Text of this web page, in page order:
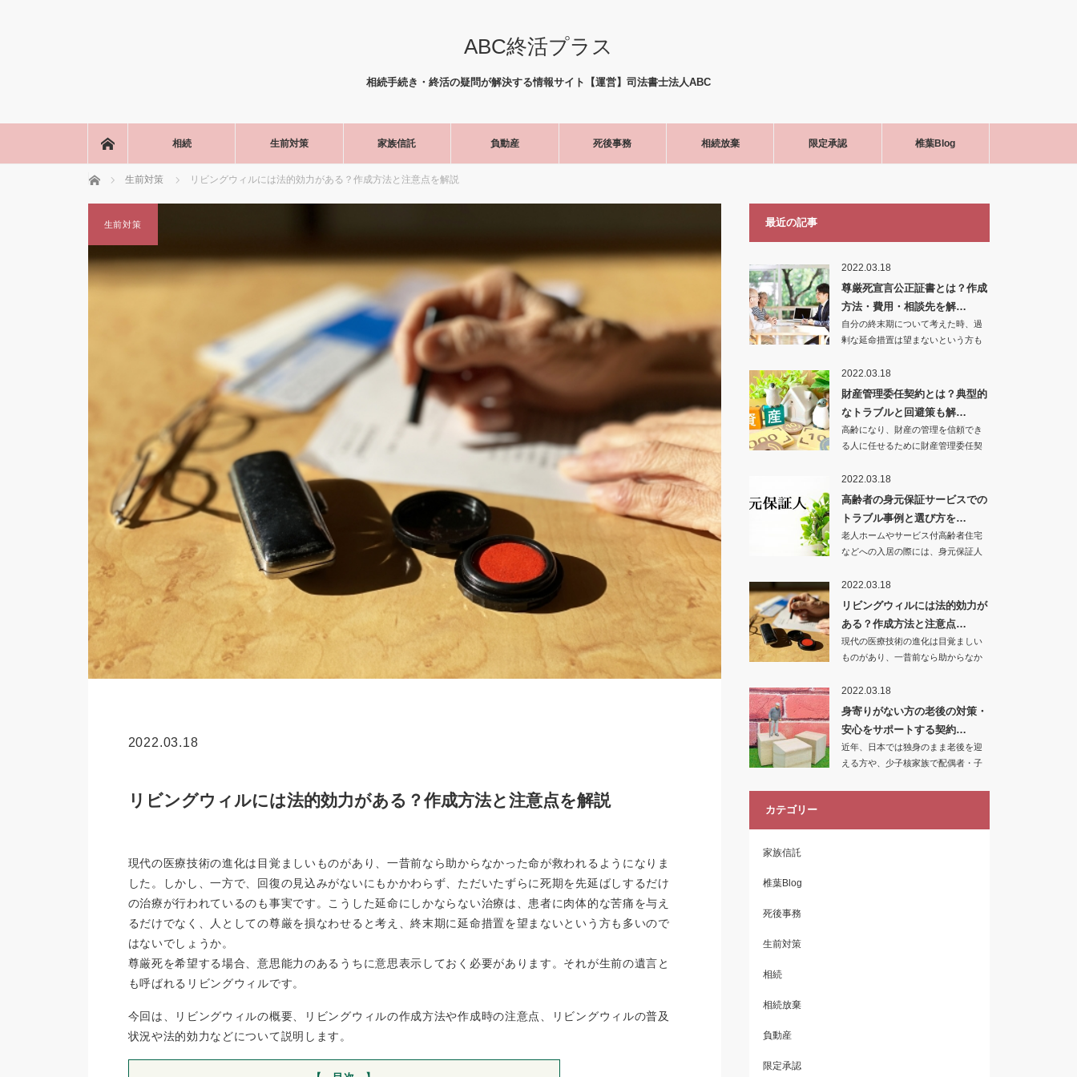
ABC終活プラス
相続手続き・終活の疑問が解決する情報サイト【運営】司法書士法人ABC
相続 生前対策 家族信託 負動産 死後事務 相続放棄 限定承認 椎葉Blog
ホーム 生前対策 リビングウィルには法的効力がある？作成方法と注意点を解説
生前対策
2022.03.18
リビングウィルには法的効力がある？作成方法と注意点を解説
現代の医療技術の進化は目覚ましいものがあり、一昔前なら助からなかった命が救われるようになりま
した。しかし、一方で、回復の見込みがないにもかかわらず、ただいたずらに死期を先延ばしするだけ
の治療が行われているのも事実です。こうした延命にしかならない治療は、患者に肉体的な苦痛を与え
るだけでなく、人としての尊厳を損なわせると考え、終末期に延命措置を望まないという方も多いので
はないでしょうか。
尊厳死を希望する場合、意思能力のあるうちに意思表示しておく必要があります。それが生前の遺言と
も呼ばれるリビングウィルです。
今回は、リビングウィルの概要、リビングウィルの作成方法や作成時の注意点、リビングウィルの普及
状況や法的効力などについて説明します。
最近の記事
2022.03.18
尊厳死宣言公正証書とは？作成
方法・費用・相談先を解…
自分の終末期について考えた時、過
剰な延命措置は望まないという方も
2022.03.18
財産管理委任契約とは？典型的
なトラブルと回避策も解…
高齢になり、財産の管理を信頼でき
る人に任せるために財産管理委任契
2022.03.18
高齢者の身元保証サービスでの
トラブル事例と選び方を…
老人ホームやサービス付高齢者住宅
などへの入居の際には、身元保証人
2022.03.18
リビングウィルには法的効力が
ある？作成方法と注意点…
現代の医療技術の進化は目覚ましい
ものがあり、一昔前なら助からなか
2022.03.18
身寄りがない方の老後の対策・
安心をサポートする契約…
近年、日本では独身のまま老後を迎
える方や、少子核家族で配偶者・子
カテゴリー
家族信託
椎葉Blog
死後事務
生前対策
相続
相続放棄
負動産
限定承認